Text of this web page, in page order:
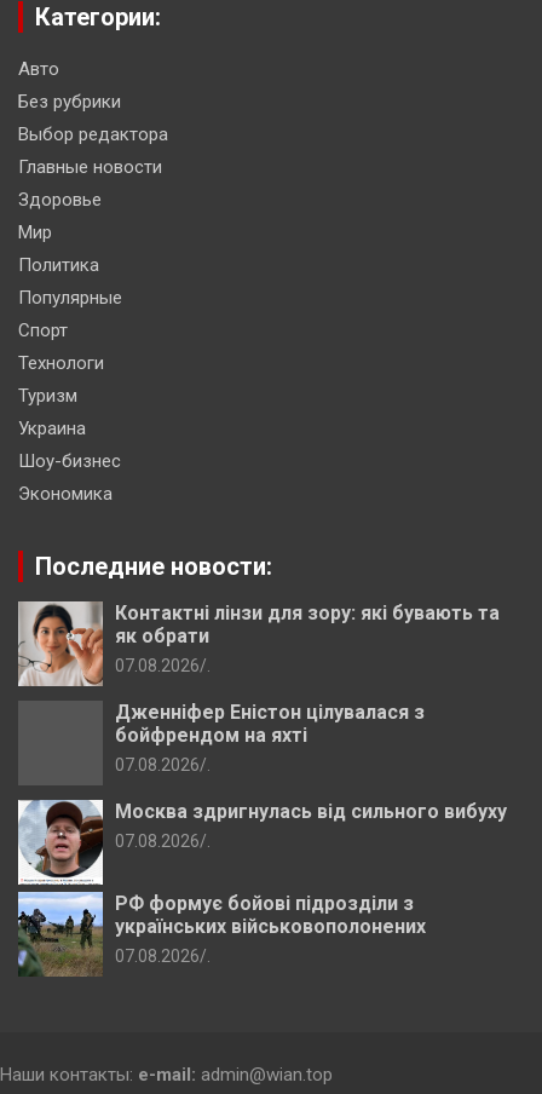
Категории:
Авто
Без рубрики
Выбор редактора
Главные новости
Здоровье
Мир
Политика
Популярные
Спорт
Технологи
Туризм
Украина
Шоу-бизнес
Экономика
Последние новости:
Контактні лінзи для зору: які бувають та
як обрати
07.08.2026
Дженніфер Еністон цілувалася з
бойфрендом на яхті
07.08.2026
Москва здригнулась від сильного вибуху
07.08.2026
РФ формує бойові підрозділи з
українських військовополонених
07.08.2026
Наши контакты: e-mail: admin@wian.top